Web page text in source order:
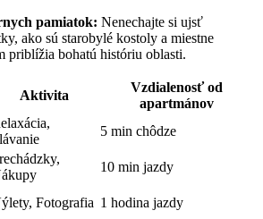
pamiatok: Nenechajte si ujsť
ako sú starobylé kostoly a miestne
priblížia bohatú históriu oblasti.
Aktivita
Vzdialenosť od
apartmánov
5 min chôdze
10 min jazdy
Fotografia 1 hodina jazdy